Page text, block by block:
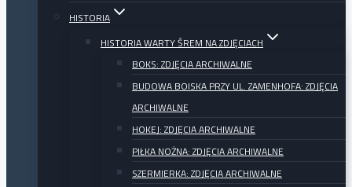
HISTORIA
HISTORIA WARTY ŚREM NA ZDJĘCIACH
BOKS: ZDJĘCIA ARCHIWALNE
BUDOWA BOISKA PRZY UL. ZAMENHOFA: ZDJĘCIA
ARCHIWALNE
HOKEJ: ZDJĘCIA ARCHIWALNE
PIŁKA NOŻNA: ZDJĘCIA ARCHIWALNE
SZERMIERKA: ZDJĘCIA ARCHIWALNE